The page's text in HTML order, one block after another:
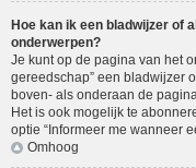
Hoe kan ik een bladwijzer of
onderwerpen?
Je kunt op de pagina van het
gereedschap” een bladwijzer
boven- als onderaan de
Het is ook mogelijk te
optie “Informeer me wanneer
Omhoog